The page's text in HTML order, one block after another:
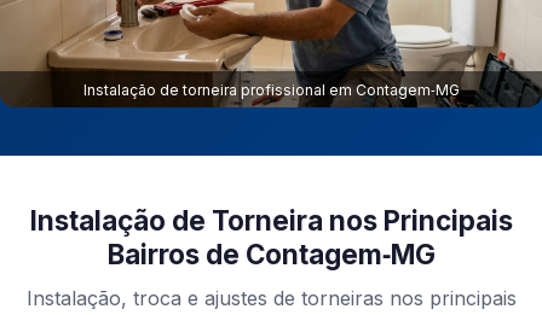
Instalação de torneira profissional em Contagem‑MG
Instalação de Torneira nos Principais
Bairros de Contagem‑MG
Instalação, troca e ajustes de torneiras nos principais